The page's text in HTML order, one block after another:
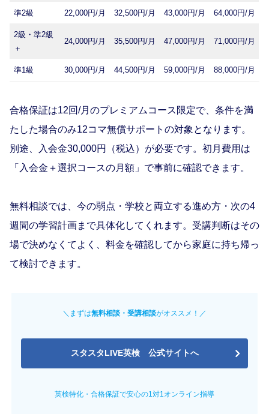
準2級 22,000円/月 32,500円/月 43,000円/月 64,000円/月
2級・準2級
＋
24,000円/月 35,500円/月 47,000円/月 71,000円/月
準1級 30,000円/月 44,500円/月 59,000円/月 88,000円/月
合格保証は12回/月のプレミアムコース限定で、条件を満
たした場合のみ12コマ無償サポートの対象となります。
別途、入会金30,000円（税込）が必要です。初月費用は
「入会金＋選択コースの月額」で事前に確認できます。
無料相談では、今の弱点・学校と両立する進め方・次の4
週間の学習計画まで具体化してくれます。受講判断はその
場で決めなくてよく、料金を確認してから家庭に持ち帰っ
て検討できます。
＼まずは無料相談・受講相談がオススメ！／
スタスタLIVE英検 公式サイトへ
英検特化・合格保証で安心の1対1オンライン指導